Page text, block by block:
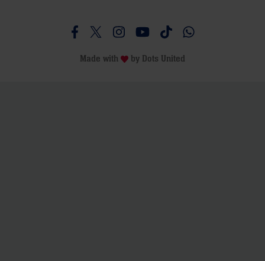
Besucht uns auf Facebook
Besucht uns auf Twitter
Besucht uns auf Instagram
Besucht uns auf Youtube
Besucht uns auf
Besucht uns auf
Made with by Dots United